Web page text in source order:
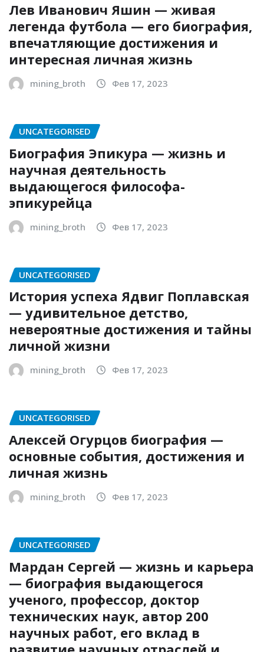
Лев Иванович Яшин — живая
легенда футбола — его биография,
впечатляющие достижения и
интересная личная жизнь
mining_broth Фев 17, 2023
UNCATEGORISED
Биография Эпикура — жизнь и
научная деятельность
выдающегося философа-
эпикурейца
mining_broth Фев 17, 2023
UNCATEGORISED
История успеха Ядвиг Поплавская
— удивительное детство,
невероятные достижения и тайны
личной жизни
mining_broth Фев 17, 2023
UNCATEGORISED
Алексей Огурцов биография —
основные события, достижения и
личная жизнь
mining_broth Фев 17, 2023
UNCATEGORISED
Мардан Сергей — жизнь и карьера
— биография выдающегося
ученого, профессор, доктор
технических наук, автор 200
научных работ, его вклад в